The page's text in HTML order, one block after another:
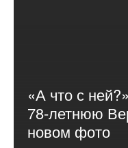
«А что с
78-летнюю
новом фото